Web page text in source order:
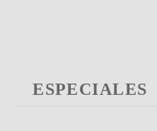
ESPECIALES